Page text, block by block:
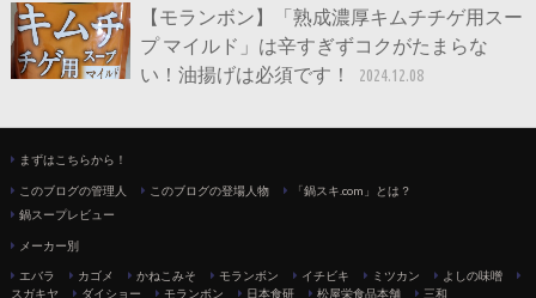
【モランボン】「熟成濃厚キムチチゲ用スー
プ マイルド」は辛すぎずコクがたまらな
い！油揚げは必須です！
2024.12.08
まずはこちらから！
このブログの管理人 このブログの登場人物
「鍋スキ.com」とは？
鍋スープレビュー
メーカー別
エバラ カゴメ かねこみそ モランボン イチビキ ミツカン
よしの味噌
スガキヤ
ダイショー モランボン 日本食研 松屋栄食品本舗
三和